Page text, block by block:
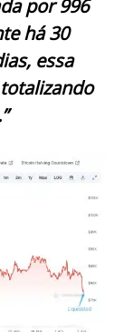
por 996
há 30
essa